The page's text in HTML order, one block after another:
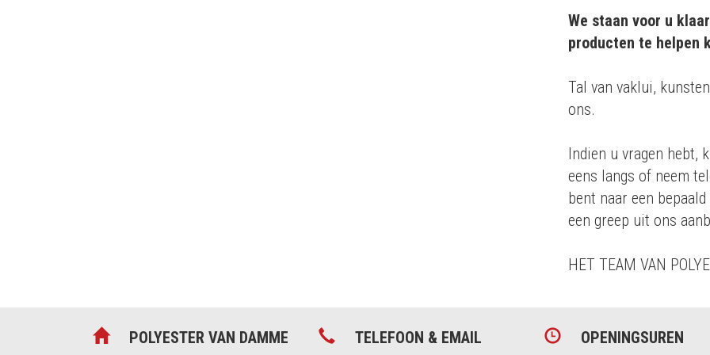
We staan voor u
producten te helpen
Tal van vaklui,
ons.
Indien u vragen hebt,
eens langs of neem
bent naar een
een greep uit ons
HET TEAM VAN
POLYESTER VAN DAMME TELEFOON & EMAIL OPENINGSUREN